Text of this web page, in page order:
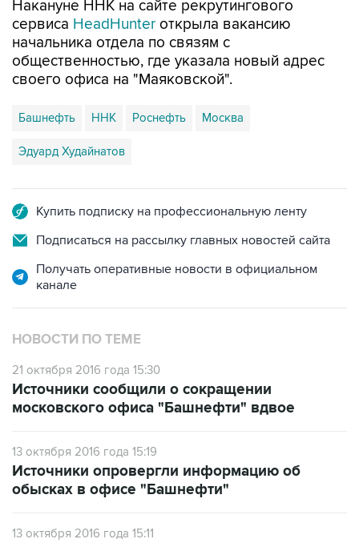
Накануне ННК на сайте рекрутингового
сервиса HeadHunter открыла вакансию
начальника отдела по связям с
общественностью, где указала новый адрес
своего офиса на "Маяковской".
Башнефть ННК Роснефть Москва
Эдуард Худайнатов
Купить подписку на профессиональную ленту
Подписаться на рассылку главных новостей сайта
Получать оперативные новости в официальном
канале
НОВОСТИ ПО ТЕМЕ
21 октября 2016 года 15:30
Источники сообщили о сокращении
московского офиса "Башнефти" вдвое
13 октября 2016 года 15:19
Источники опровергли информацию об
обысках в офисе "Башнефти"
13 октября 2016 года 15:11